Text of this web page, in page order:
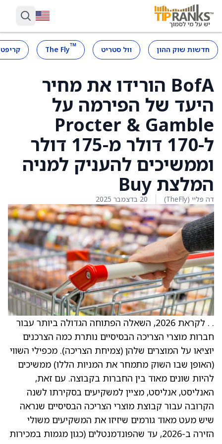
חדשות שוק ההון וול סטריט ™
The Fly
BofA הורידו את מחיר
היעד של הפירמה על
Procter & Gamble
ל-170 דולר מ-175 דולר
וממשיכים להעניק למניה
המלצת Buy
דה פליי (TheFly) 20 בדצמבר 2025
. . לקראת 2026, השאלה הפתוחה הגדולה ביותר עבור
חברות מוצרי הצריכה הבסיסיים נותרת כמה הצרכנים
יוציאו על המוצרים שלהן (צמיחת הצריכה). מכפילי השווי
(האופן שבו השוק מתמחר את המניות הללו) ממשיכים
להיות שונים מאוד בין החברות בקבוצה. עם זאת,
האנליסט, אנליסט, מציין למשקיעים בסקירתו לשנה
הקרובה עבור קבוצת מוצרי הצריכה הבסיסיים שנראה
שיש מעט מאוד גורמים שיזיזו את המשקיעים משולי
הזירה ב-2026, עד שהפונדמנטלים (כגון מגמות במכירות